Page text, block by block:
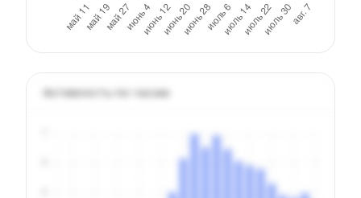
Активность по часам